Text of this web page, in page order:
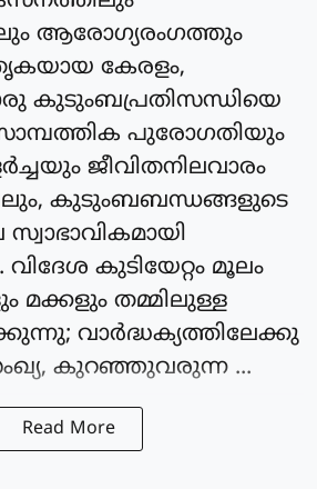
ആരോഗ്യരംഗത്തും
കേരളം,
കുടുംബപ്രതിസന്ധിയെ
പുരോഗതിയും
ജീവിതനിലവാരം
കുടുംബബന്ധങ്ങളുടെ
വിദേശ കുടിയേറ്റം മൂലം
മക്കളും തമ്മിലുള്ള
വാർദ്ധക്യത്തിലേക്കു
കുറഞ്ഞുവരുന്ന ...
Read More